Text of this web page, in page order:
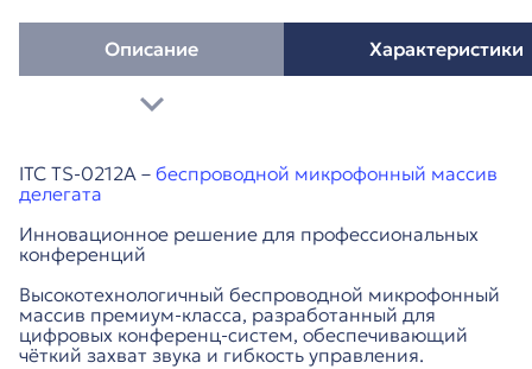
Описание Характеристики
ITC TS-0212A – беспроводной микрофонный массив
делегата
Инновационное решение для профессиональных
конференций
Высокотехнологичный беспроводной микрофонный
массив премиум-класса, разработанный для
цифровых конференц-систем, обеспечивающий
чёткий захват звука и гибкость управления.